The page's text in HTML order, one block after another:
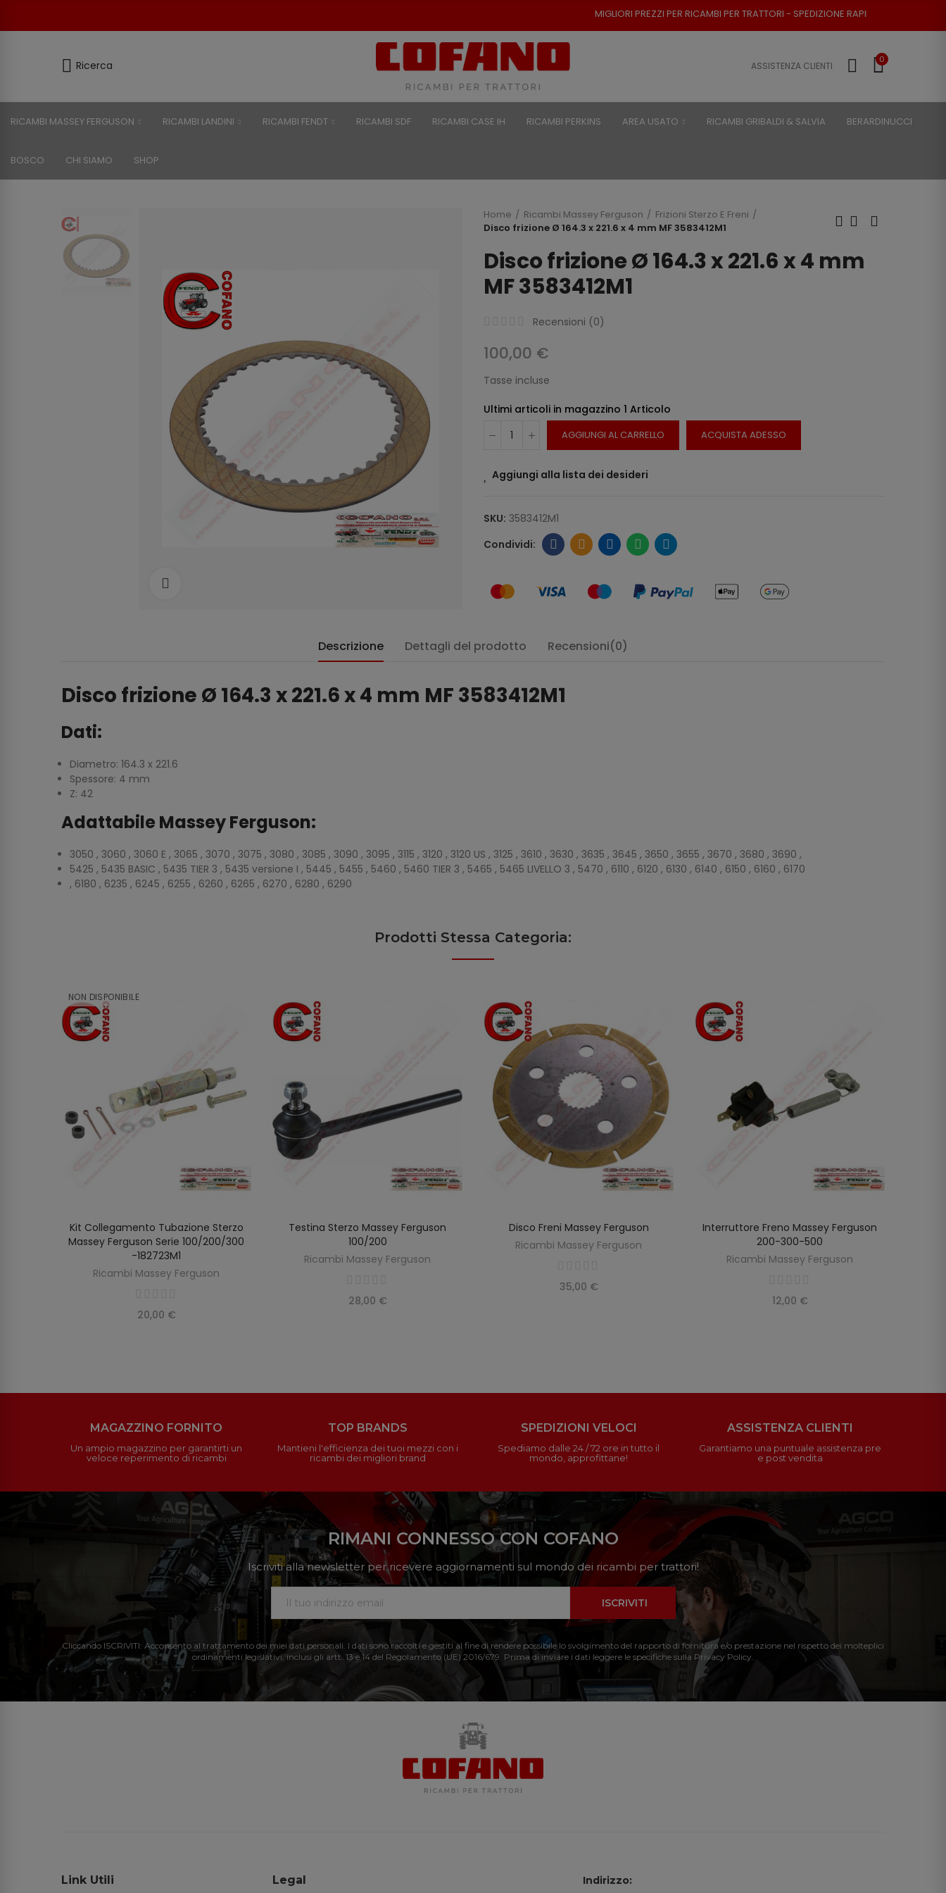
MIGLIORI PREZZI PER RICAMBI PER TRATTORI - SPEDIZIONE RAPIDA - RESO POSSIBILE
Ricerca ASSISTENZA CLIENTI
0
RICAMBI MASSEY FERGUSON RICAMBI LANDINI RICAMBI FENDT RICAMBI SDF RICAMBI CASE IH RICAMBI PERKINS AREA USATO RICAMBI GRIBALDI & SALVIA BERARDINUCCI
BOSCO CHI SIAMO SHOP
Home Ricambi Massey Ferguson
Frizioni Sterzo E Freni
Disco frizione Ø 164.3 x 221.6 x 4 mm MF 3583412M1
Disco frizione Ø 164.3 x 221.6 x 4 mm
MF 3583412M1
Recensioni (0)
100,00 €
Tasse incluse
Ultimi articoli in magazzino 1 Articolo
AGGIUNGI AL CARRELLO ACQUISTA ADESSO
Aggiungi alla lista dei desideri
SKU: 3583412M1
Descrizione Dettagli del prodotto Recensioni(0)
Disco frizione Ø 164.3 x 221.6 x 4 mm MF 3583412M1
Dati:
Diametro: 164.3 x 221.6
Spessore: 4 mm
Z: 42
Adattabile Massey Ferguson:
3050 , 3060 , 3060 E , 3065 , 3070 , 3075 , 3080 , 3085 , 3090 , 3095 , 3115 , 3120 , 3120 US , 3125 , 3610 , 3630 , 3635 , 3645 , 3650 , 3655 , 3670 , 3680 , 3690 ,
5425 , 5435 BASIC , 5435 TIER 3 , 5435 versione I , 5445 , 5455 , 5460 , 5460 TIER 3 , 5465 , 5465 LIVELLO 3 , 5470 , 6110 , 6120 , 6130 , 6140 , 6150 , 6160 , 6170
, 6180 , 6235 , 6245 , 6255 , 6260 , 6265 , 6270 , 6280 , 6290
Prodotti Stessa Categoria:
NON DISPONIBILE
SCOPRIRE
Kit Collegamento Tubazione Sterzo
Massey Ferguson Serie 100/200/300
-182723M1
Ricambi Massey Ferguson
20,00 €
AGGIUNGI AL CARRELLO
Testina Sterzo Massey Ferguson
100/200
Ricambi Massey Ferguson
28,00 €
AGGIUNGI AL CARRELLO
Disco Freni Massey Ferguson
Ricambi Massey Ferguson
35,00 €
AGGIUNGI AL CARRELLO
Interruttore Freno Massey Ferguson
200-300-500
Ricambi Massey Ferguson
12,00 €
MAGAZZINO FORNITO
Un ampio magazzino per garantirti un
veloce reperimento di ricambi
TOP BRANDS
Mantieni l'efficienza dei tuoi mezzi con i
ricambi dei migliori brand
SPEDIZIONI VELOCI
Spediamo dalle 24 / 72 ore in tutto il
mondo, approfittane!
ASSISTENZA CLIENTI
Garantiamo una puntuale assistenza pre
e post vendita
RIMANI CONNESSO CON COFANO
Iscriviti alla newsletter per ricevere aggiornamenti sul mondo dei ricambi per trattori!
ISCRIVITI
Cliccando ISCRIVITI: Acconsento al trattamento dei miei dati personali. I dati sono raccolti e gestiti al fine di rendere possibile lo svolgimento del rapporto di fornitura e/o prestazione nel rispetto dei molteplici
ordinamenti legislativi, inclusi gli artt. 13 e 14 del Regolamento (UE) 2016/679. Prima di inviare i dati leggere le specifiche sulla Privacy Policy.
Link Utili Legal Indirizzo: